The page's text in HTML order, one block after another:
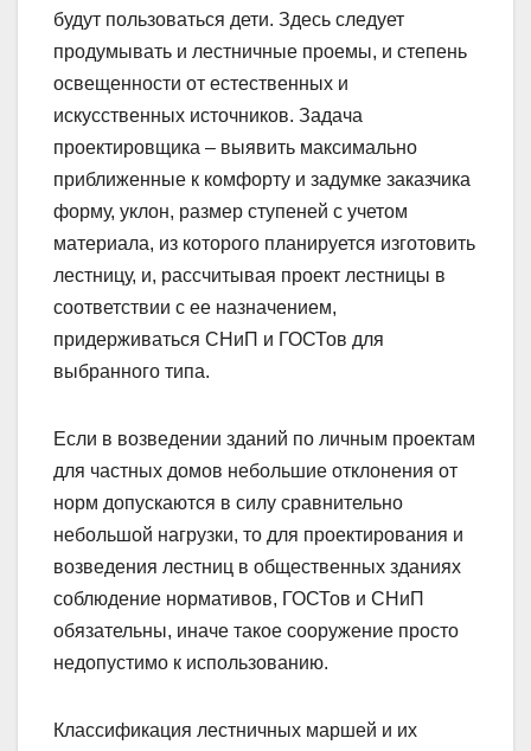
будут пользоваться дети. Здесь следует
продумывать и лестничные проемы, и степень
освещенности от естественных и
искусственных источников. Задача
проектировщика – выявить максимально
приближенные к комфорту и задумке заказчика
форму, уклон, размер ступеней с учетом
материала, из которого планируется изготовить
лестницу, и, рассчитывая проект лестницы в
соответствии с ее назначением,
придерживаться СНиП и ГОСТов для
выбранного типа.
Если в возведении зданий по личным проектам
для частных домов небольшие отклонения от
норм допускаются в силу сравнительно
небольшой нагрузки, то для проектирования и
возведения лестниц в общественных зданиях
соблюдение нормативов, ГОСТов и СНиП
обязательны, иначе такое сооружение просто
недопустимо к использованию.
Классификация лестничных маршей и их